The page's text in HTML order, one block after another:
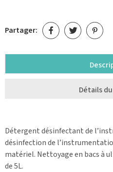
Partager:
Détails
Détergent désinfectant de
désinfection de
matériel. Nettoyage en bacs à
de 5L.